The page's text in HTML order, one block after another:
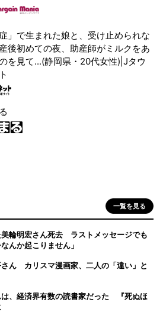
症」で生まれた娘と、受け止められな
後初めての夜、助産師がミルクをあ
を見て...(静岡県・20代女性)|Jタウ
一覧を見る
輪明宏さん死去 ラストメッセージでも
んか起こりません」
ん カリスマ漫画家、二人の「違い」と
、経済界有数の読書家だった 『死ぬほ